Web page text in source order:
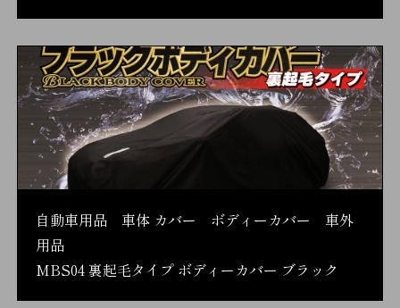
自動車用品 車体 カバー ボディーカバー 車外
用品
MBS04 裏起毛タイプ ボディーカバー ブラック